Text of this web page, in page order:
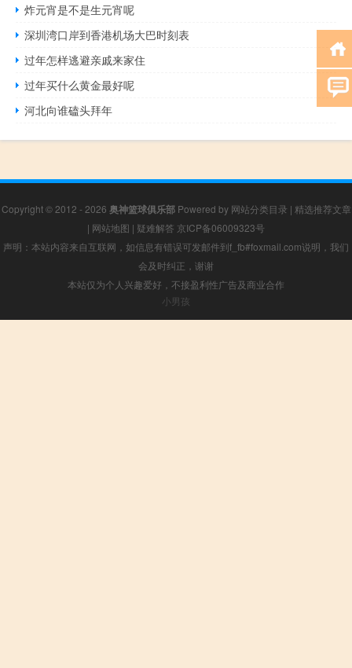
炸元宵是不是生元宵呢
深圳湾口岸到香港机场大巴时刻表
过年怎样逃避亲戚来家住
过年买什么黄金最好呢
河北向谁磕头拜年
Copyright © 2012 - 2026 奥神篮球俱乐部Powered by 网站分类目录 | 精选推荐文章
| 网站地图 | 疑难解答 京ICP备06009323号
声明：本站内容来自互联网，如信息有错误可发邮件到f_fb#foxmail.com说明，我们
会及时纠正，谢谢
本站仅为个人兴趣爱好，不接盈利性广告及商业合作
小男孩